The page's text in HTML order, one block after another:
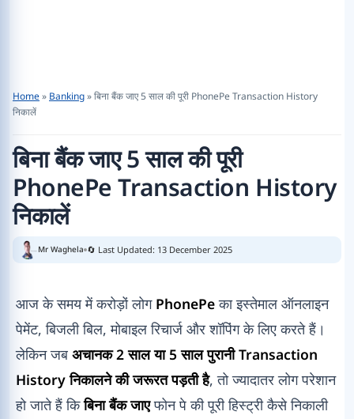
Home» Banking»बिना बैंक जाए 5 साल की पूरी PhonePe Transaction History
निकालें
बिना बैंक जाए 5 साल की पूरी
PhonePe Transaction History
निकालें
Mr Waghela 🔄 Last Updated: 13 December 2025
आज के समय में करोड़ों लोग PhonePeका इस्तेमाल ऑनलाइन
पेमेंट, बिजली बिल, मोबाइल रिचार्ज और शॉपिंग के लिए करते हैं।
लेकिन जब अचानक 2 साल या 5 साल पुरानी Transaction
History निकालने की जरूरत पड़ती है, तो ज्यादातर लोग परेशान
हो जाते हैं किबिना बैंक जाएफोन पे की पूरी हिस्ट्री कैसे निकाली